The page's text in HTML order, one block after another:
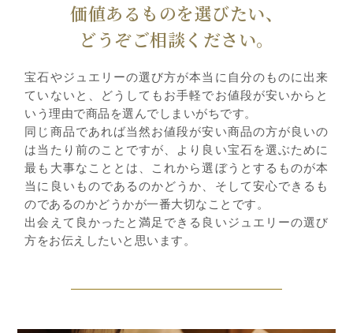
価値あるものを選びたい、
どうぞご相談ください。
宝石やジュエリーの選び方が本当に自分のものに出来
ていないと、どうしてもお手軽でお値段が安いからと
いう理由で商品を選んでしまいがちです。
同じ商品であれば当然お値段が安い商品の方が良いの
は当たり前のことですが、より良い宝石を選ぶために
最も大事なこととは、これから選ぼうとするものが本
当に良いものであるのかどうか、そして安心できるも
のであるのかどうかが一番大切なことです。
出会えて良かったと満足できる良いジュエリーの選び
方をお伝えしたいと思います。